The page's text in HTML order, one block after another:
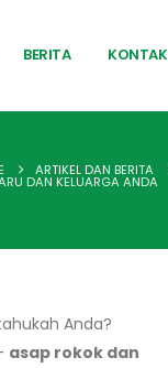
BERITA KONTAK
ARTIKEL DAN BERITA
DAN KELUARGA ANDA
Anda?
asap rokok dan